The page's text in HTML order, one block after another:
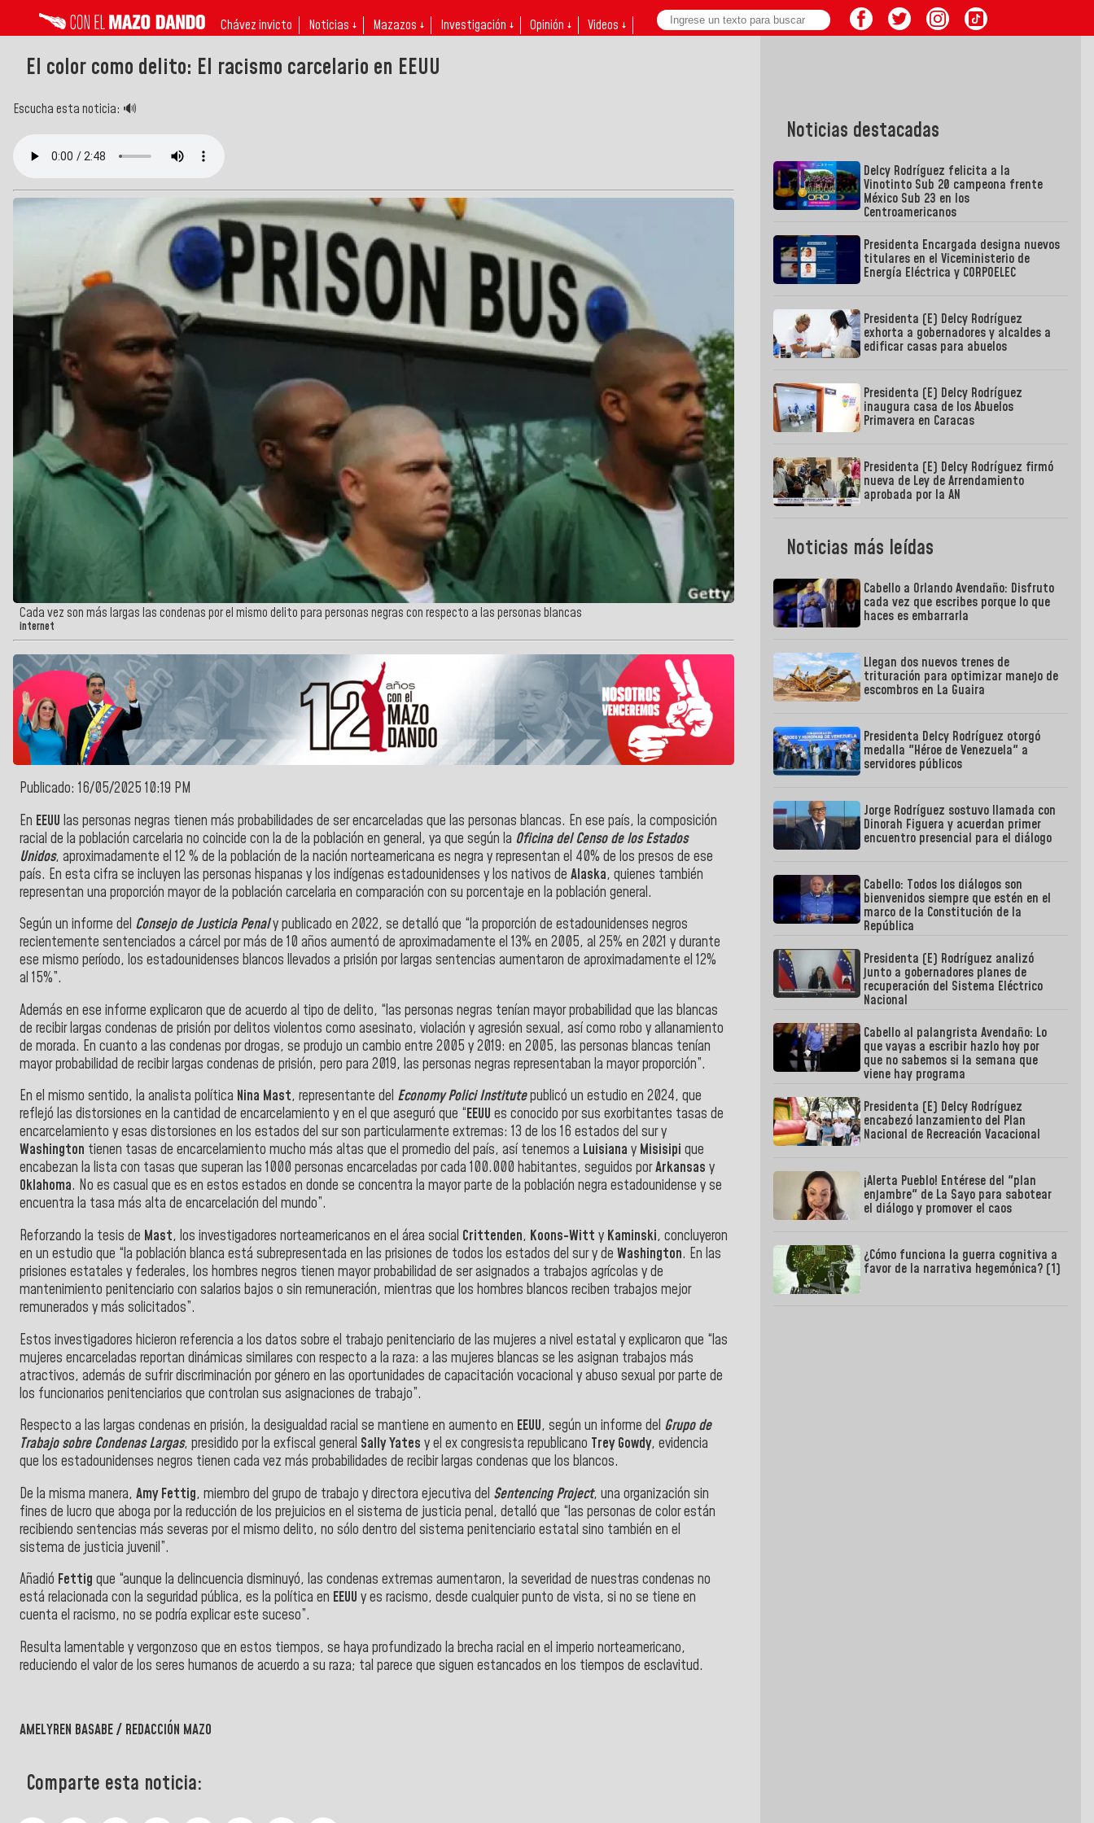
Chávez invicto Noticias ↓ Mazazos ↓ Investigación ↓ Opinión ↓ Videos ↓
El color como delito: El racismo carcelario en EEUU
Escucha esta noticia: 🔊
Cada vez son más largas las condenas por el mismo delito para personas negras con respecto a las personas blancas
internet
Publicado: 16/05/2025 10:19 PM
En EEUU las personas negras tienen más probabilidades de ser encarceladas que las personas blancas. En ese país, la composición
racial de la población carcelaria no coincide con la de la población en general, ya que según la Oficina del Censo de los Estados
Unidos, aproximadamente el 12 % de la población de la nación norteamericana es negra y representan el 40% de los presos de ese
país. En esta cifra se incluyen las personas hispanas y los indígenas estadounidenses y los nativos de Alaska, quienes también
representan una proporción mayor de la población carcelaria en comparación con su porcentaje en la población general.
Según un informe del Consejo de Justicia Penalypublicado en 2022, se detalló que “la proporción de estadounidenses negros
recientemente sentenciados a cárcel por más de 10 años aumentó de aproximadamente el 13% en 2005, al 25% en 2021 y durante
ese mismo período, los estadounidenses blancos llevados a prisión por largas sentencias aumentaron de aproximadamente el 12%
al 15%”.
Además en ese informe explicaron que de acuerdo al tipo de delito, “las personas negras tenían mayor probabilidad que las blancas
de recibir largas condenas de prisión por delitos violentos como asesinato, violación y agresión sexual, así como robo y allanamiento
de morada. En cuanto a las condenas por drogas, se produjo un cambio entre 2005 y 2019: en 2005, las personas blancas tenían
mayor probabilidad de recibir largas condenas de prisión, pero para 2019, las personas negras representaban la mayor proporción”.
En el mismo sentido, la analista política Nina Mast, representante del Economy Polici Institutepublicó un estudio en 2024, que
reflejó las distorsiones en la cantidad de encarcelamiento y en el que aseguró que “EEUU es conocido por sus exorbitantes tasas de
encarcelamiento y esas distorsiones en los estados del sur son particularmente extremas: 13 de los 16 estados del sur y
Washington tienen tasas de encarcelamiento mucho más altas que el promedio del país, así tenemos a Luisiana y Misisipi que
encabezan la lista con tasas que superan las 1000 personas encarceladas por cada 100.000 habitantes, seguidos porArkansas y
Oklahoma. No es casual que es en estos estados en donde se concentra la mayor parte de la población negra estadounidense y se
encuentra la tasa más alta de encarcelación del mundo”.
Reforzando la tesis de Mast, los investigadores norteamericanos en el área social Crittenden, Koons-Witt y Kaminski, concluyeron
en un estudio que “la población blanca está subrepresentada en las prisiones de todos los estados del sur y de Washington. En las
prisiones estatales y federales, los hombres negros tienen mayor probabilidad de ser asignados a trabajos agrícolas y de
mantenimiento penitenciario con salarios bajos o sin remuneración, mientras que los hombres blancos reciben trabajos mejor
remunerados y más solicitados”.
Estos investigadores hicieron referencia a los datos sobre el trabajo penitenciario de las mujeres a nivel estatal y explicaron que “las
mujeres encarceladas reportan dinámicas similares con respecto a la raza: a las mujeres blancas se les asignan trabajos más
atractivos, además de sufrir discriminación por género en las oportunidades de capacitación vocacional y abuso sexual por parte de
los funcionarios penitenciarios que controlan sus asignaciones de trabajo”.
Respecto a las largas condenas en prisión, la desigualdad racial se mantiene en aumento en EEUU, según un informe del Grupo de
Trabajo sobre Condenas Largas, presidido por la exfiscal general Sally Yates y el ex congresista republicano Trey Gowdy, evidencia
que los estadounidenses negros tienen cada vez más probabilidades de recibir largas condenas que los blancos.
De la misma manera, Amy Fettig, miembro del grupo de trabajo y directora ejecutiva del Sentencing Project, una organización sin
fines de lucro que aboga por la reducción de los prejuicios en el sistema de justicia penal, detalló que “las personas de color están
recibiendo sentencias más severas por el mismo delito, no sólo dentro del sistema penitenciario estatal sino también en el
sistema de justicia juvenil”.
Añadió Fettig que “aunque la delincuencia disminuyó, las condenas extremas aumentaron, la severidad de nuestras condenas no
está relacionada con la seguridad pública, es la política en EEUU y es racismo, desde cualquier punto de vista, si no se tiene en
cuenta el racismo, no se podría explicar este suceso”.
Resulta lamentable y vergonzoso que en estos tiempos, se haya profundizado la brecha racial en el imperio norteamericano,
reduciendo el valor de los seres humanos de acuerdo a su raza; tal parece que siguen estancados en los tiempos de esclavitud.
AMELYREN BASABE / REDACCIÓN MAZO
Comparte esta noticia:
Noticias destacadas
Delcy Rodríguez felicita a la
Vinotinto Sub 20 campeona frente
México Sub 23 en los
Centroamericanos
Presidenta Encargada designa nuevos
titulares en el Viceministerio de
Energía Eléctrica y CORPOELEC
Presidenta (E) Delcy Rodríguez
exhorta a gobernadores y alcaldes a
edificar casas para abuelos
Presidenta (E) Delcy Rodríguez
inaugura casa de los Abuelos
Primavera en Caracas
Presidenta (E) Delcy Rodríguez firmó
nueva de Ley de Arrendamiento
aprobada por la AN
Noticias más leídas
Cabello a Orlando Avendaño: Disfruto
cada vez que escribes porque lo que
haces es embarrarla
Llegan dos nuevos trenes de
trituración para optimizar manejo de
escombros en La Guaira
Presidenta Delcy Rodríguez otorgó
medalla "Héroe de Venezuela" a
servidores públicos
Jorge Rodríguez sostuvo llamada con
Dinorah Figuera y acuerdan primer
encuentro presencial para el diálogo
Cabello: Todos los diálogos son
bienvenidos siempre que estén en el
marco de la Constitución de la
República
Presidenta (E) Rodríguez analizó
junto a gobernadores planes de
recuperación del Sistema Eléctrico
Nacional
Cabello al palangrista Avendaño: Lo
que vayas a escribir hazlo hoy por
que no sabemos si la semana que
viene hay programa
Presidenta (E) Delcy Rodríguez
encabezó lanzamiento del Plan
Nacional de Recreación Vacacional
¡Alerta Pueblo! Entérese del "plan
enjambre" de La Sayo para sabotear
el diálogo y promover el caos
¿Cómo funciona la guerra cognitiva a
favor de la narrativa hegemónica? (1)